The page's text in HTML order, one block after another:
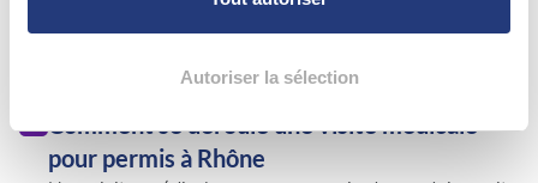
déclaration sur les cookies.
Les cookies nous permettent de personnaliser le contenu
et les annonces, d'offrir des fonctionnalités relatives aux
Autoriser la sélection
conduire suite à un retrait, vous pouvez suivre les
étapes ci-dessus afin d'identifier les professionnels
de santé proche de votre lieu d'habitation ou de
Comment se déroule une visite médicale
pour permis à Rhône